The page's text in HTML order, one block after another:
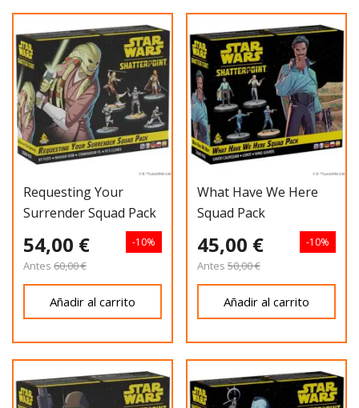
Requesting Your
Surrender Squad Pack
54,00 €
Antes 60,00 €
-10%
Añadir al carrito
What Have We Here
Squad Pack
45,00 €
Antes 50,00 €
-10%
Añadir al carrito